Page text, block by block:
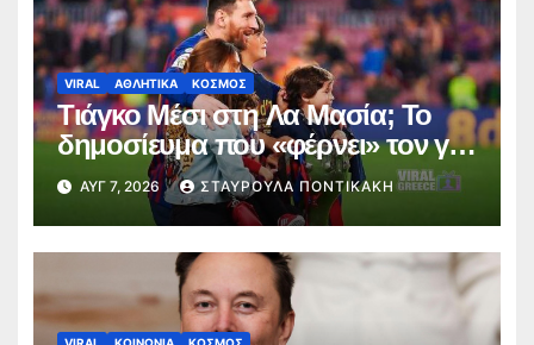
VIRAL ΑΘΛΗΤΙΚΑ ΚΟΣΜΟΣ
Τιάγκο Μέσι στη Λα Μασία; Το
δημοσίευμα που «φέρνει» τον γιο
του Λιονέλ στην Μπαρτσελόνα
ΑΥΓ 7, 2026 ΣΤΑΥΡΟΎΛΑ ΠΟΝΤΙΚΆΚΗ